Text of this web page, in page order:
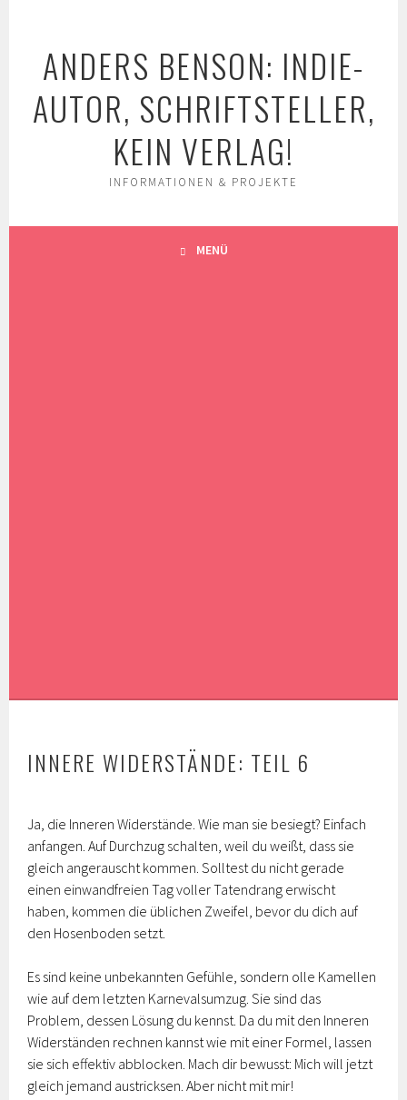
ANDERS BENSON: INDIE-
AUTOR, SCHRIFTSTELLER,
KEIN VERLAG!
INFORMATIONEN & PROJEKTE
MENÜ
INNERE WIDERSTÄNDE: TEIL 6
Ja, die Inneren Widerstände. Wie man sie besiegt? Einfach
anfangen. Auf Durchzug schalten, weil du weißt, dass sie
gleich angerauscht kommen. Solltest du nicht gerade
einen einwandfreien Tag voller Tatendrang erwischt
haben, kommen die üblichen Zweifel, bevor du dich auf
den Hosenboden setzt.
Es sind keine unbekannten Gefühle, sondern olle Kamellen
wie auf dem letzten Karnevalsumzug. Sie sind das
Problem, dessen Lösung du kennst. Da du mit den Inneren
Widerständen rechnen kannst wie mit einer Formel, lassen
sie sich effektiv abblocken. Mach dir bewusst: Mich will jetzt
gleich jemand austricksen. Aber nicht mit mir!